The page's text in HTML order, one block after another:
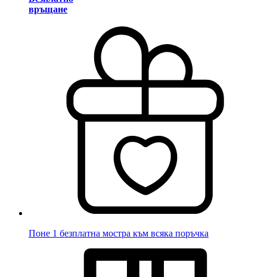
връщане
Поне 1 безплатна мостра към всяка поръчка